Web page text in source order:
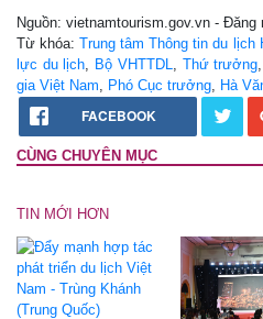
Nguồn: vietnamtourism.gov.vn - Đăng
Từ khóa:Trung tâm Thông tin du lịch
lực du lịch, Bộ VHTTDL, Thứ trưởng,
gia Việt Nam, Phó Cục trưởng, Hà
FACEBOOK
CÙNG CHUYÊN MỤC
TIN MỚI HƠN